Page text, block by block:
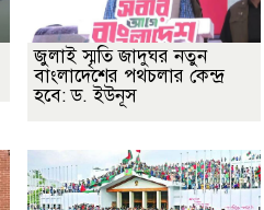
জুলাই স্মৃতি জাদুঘর নতুন
বাংলাদেশের পথচলার কেন্দ্র
হবে: ড. ইউনূস